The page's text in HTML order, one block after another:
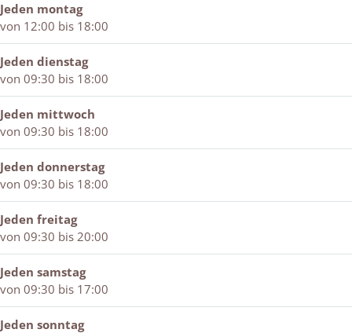
n
e
ne
n
n
Jeden montag
von 12:00 bis 18:00
Jeden dienstag
von 09:30 bis 18:00
Jeden mittwoch
von 09:30 bis 18:00
Jeden donnerstag
von 09:30 bis 18:00
Jeden freitag
von 09:30 bis 20:00
Jeden samstag
von 09:30 bis 17:00
Jeden sonntag